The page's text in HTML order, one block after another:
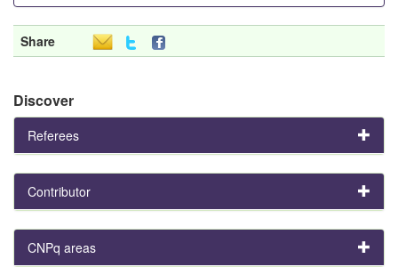
Share
Discover
Referees
Contributor
CNPq areas